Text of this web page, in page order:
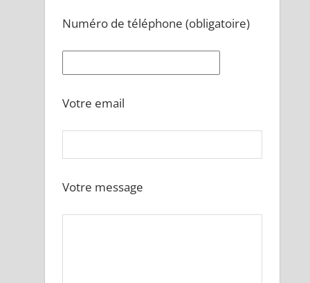
Numéro de téléphone (obligatoire)
Votre email
Votre message